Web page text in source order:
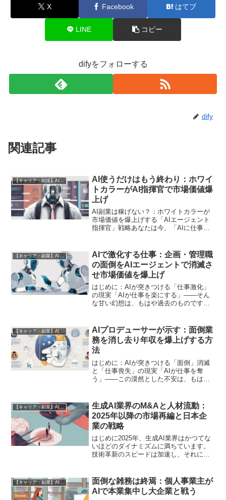
X Facebook はてブ
LINE コピー
difyをフォローする
dify
関連記事
AI使うだけはもう終わり：ホワイ
トカラーがAI指揮官で市場価値爆
上げ
AI副業は稼げない？：ホワイトカラーが
市場価値を爆上げする「AIエージェント
指揮官」戦略あなたは今、「AIに仕事を
「AIを使った副業で稼ぎたいけれど、本
当に成功するの...
【キャリア・副業】AI時代の生存戦略
AIで激化する仕事：企画・管理職
の面倒をAIエージェントで消滅さ
せ市場価値を爆上げ
はじめに：AIが突きつける「仕事激化」
の現実「AIが仕事を楽にする」――そん
な甘い幻想は、もはや過去のものです。
が「激化」しているという衝撃的なもの
です。特に、情報収...
【キャリア・副業】AI時代の生存戦略
AIプロデューサーが示す：面倒業
務を消し去り年収を爆上げする方
法
はじめに：AIが突きつける「面倒」消滅
と「仕事喪失」の現実「AIが仕事を奪
う」――この漠然とした不安は、もはや
した。とある調査では、写真家の58%が
生成AIによって...
生成AI業界のM&Aと人材流動：
2025年以降の市場再編と日本企
業の戦略
はじめに2025年、生成AI業界はかつてな
いほどのダイナミズムに満ちています。
技術革新のスピードは加速し、それに伴
化しています。特に、キープレイヤーの
移籍や企業の合併・...
【キャリア・副業】AI時代の生存戦略
面倒な雑務は終焉：個人事業主が
AIで本業集中し大企業と戦う